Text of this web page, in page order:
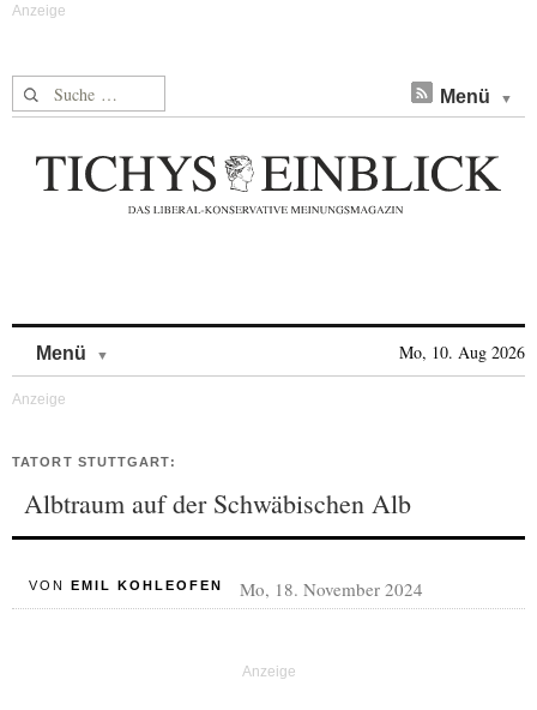
Suche nach: Menü
Menü Mo, 10. Aug 2026
TATORT STUTTGART:
Albtraum auf der Schwäbischen Alb
VON EMIL KOHLEOFEN Mo, 18. November 2024